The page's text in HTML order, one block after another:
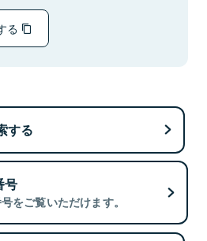
る
する
号
をご覧いただけます。